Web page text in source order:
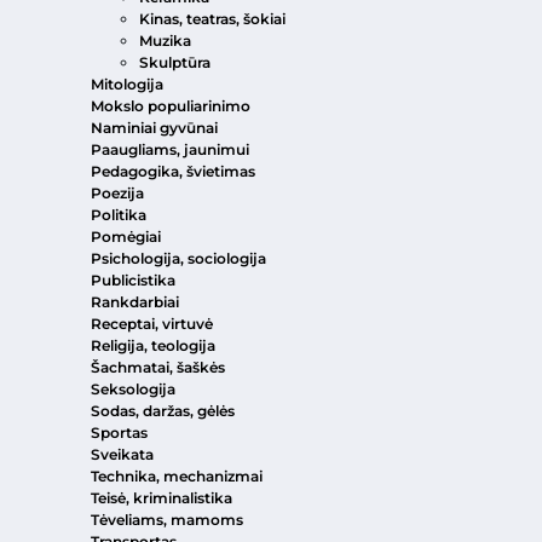
Kinas, teatras, šokiai
Muzika
Skulptūra
Mitologija
Mokslo populiarinimo
Naminiai gyvūnai
Paaugliams, jaunimui
Pedagogika, švietimas
Poezija
Politika
Pomėgiai
Psichologija, sociologija
Publicistika
Rankdarbiai
Receptai, virtuvė
Religija, teologija
Šachmatai, šaškės
Seksologija
Sodas, daržas, gėlės
Sportas
Sveikata
Technika, mechanizmai
Teisė, kriminalistika
Tėveliams, mamoms